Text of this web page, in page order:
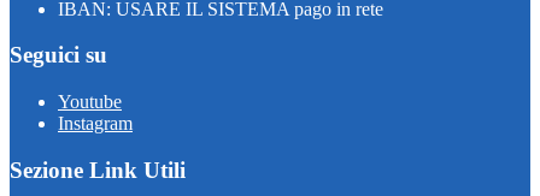
IBAN: USARE IL SISTEMA pago in rete
Seguici su
Youtube
Instagram
Sezione Link Utili